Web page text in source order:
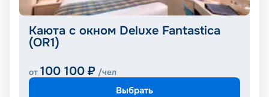
Каюта с окном Deluxe Fantastica
(OR1)
от 100 100 ₽ /чел
Выбрать